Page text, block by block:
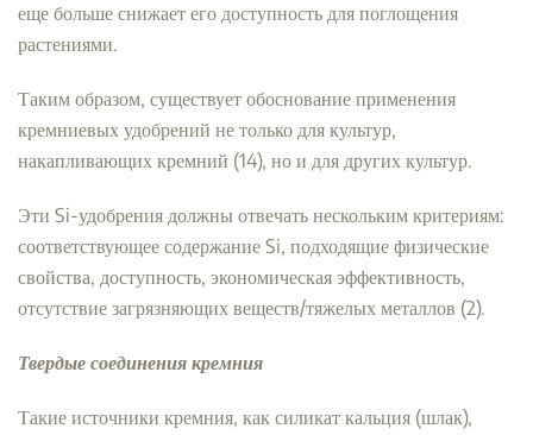
еще больше снижает его доступность для поглощения
растениями.
Таким образом, существует обоснование применения
кремниевых удобрений не только для культур,
накапливающих кремний (14), но и для других культур.
Эти Si-удобрения должны отвечать нескольким критериям:
соответствующее содержание Si, подходящие физические
свойства, доступность, экономическая эффективность,
отсутствие загрязняющих веществ/тяжелых металлов (2).
Твердые соединения кремния
Такие источники кремния, как силикат кальция (шлак),